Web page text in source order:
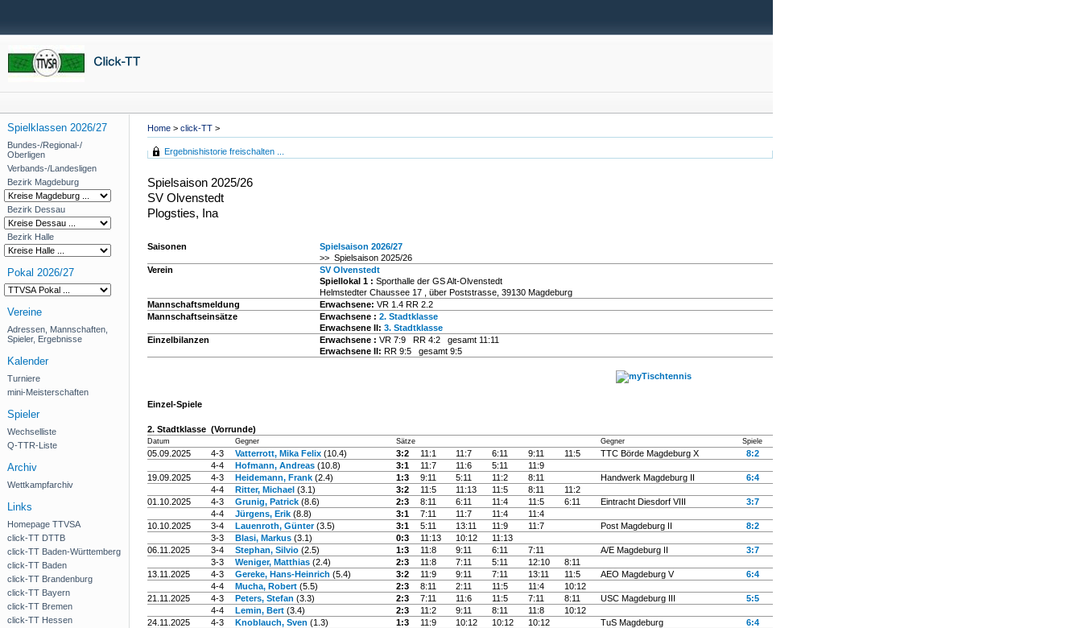
Home > click-TT >
Spielklassen 2026/27
Bundes-/Regional-/
Oberligen
Verbands-/Landesligen
Bezirk Magdeburg
Bezirk Dessau
Bezirk Halle
Pokal 2026/27
Vereine
Adressen, Mannschaften,
Spieler, Ergebnisse
Kalender
Turniere
mini-Meisterschaften
Spieler
Wechselliste
Q-TTR-Liste
Archiv
Wettkampfarchiv
Links
Homepage TTVSA
click-TT DTTB
click-TT Baden-Württemberg
click-TT Baden
click-TT Brandenburg
click-TT Bayern
click-TT Bremen
click-TT Hessen
Ergebnishistorie freischalten ...
Spielsaison 2025/26
SV Olvenstedt
Plogsties, Ina
Saisonen
Spielsaison 2026/27
>> Spielsaison 2025/26
Verein
SV Olvenstedt
Spiellokal 1 : Sporthalle der GS Alt-Olvenstedt
Helmstedter Chaussee 17 , über Poststrasse, 39130 Magdeburg
Mannschaftsmeldung
Erwachsene: VR 1.4 RR 2.2
Mannschaftseinsätze
Erwachsene : 2. Stadtklasse
Erwachsene II: 3. Stadtklasse
Einzelbilanzen
Erwachsene : VR 7:9 RR 4:2 gesamt 11:11
Erwachsene II: RR 9:5 gesamt 9:5
Einzel-Spiele
2. Stadtklasse (Vorrunde)
Datum Gegner Sätze Gegner Spiele
05.09.2025 4-3 Vatterrott, Mika Felix (10.4) 3:2 11:1 11:7 6:11 9:11 11:5 TTC Börde Magdeburg X
8:2
4-4
Hofmann, Andreas (10.8) 3:1 11:7 11:6 5:11
11:9
19.09.2025
4-3 Heidemann, Frank (2.4) 1:3 9:11 5:11 11:2 8:11 Handwerk Magdeburg II
6:4
4-4
Ritter, Michael (3.1) 3:2 11:5 11:13 11:5 8:11
11:2
01.10.2025
4-3 Grunig, Patrick (8.6) 2:3 8:11 6:11 11:4 11:5 6:11 Eintracht Diesdorf VIII
3:7
4-4
Jürgens, Erik (8.8) 3:1 7:11 11:7 11:4
11:4
10.10.2025
3-4 Lauenroth, Günter(3.5) 3:1 5:11 13:11 11:9 11:7 Post Magdeburg II
8:2
3-3
Blasi, Markus (3.1) 0:3 11:13 10:12
11:13
06.11.2025
3-4 Stephan, Silvio (2.5) 1:3 11:8 9:11 6:11 7:11 A/E Magdeburg II
3:7
3-3
Weniger, Matthias (2.4) 2:3 11:8 7:11 5:11 12:10
8:11
13.11.2025
4-3 Gereke, Hans-Heinrich (5.4) 3:2 11:9 9:11 7:11 13:11 11:5 AEO Magdeburg V
6:4
4-4
Mucha, Robert (5.5) 2:3 8:11 2:11 11:5 11:4
10:12
21.11.2025
4-3 Peters, Stefan (3.3) 2:3 7:11 11:6 11:5 7:11 8:11 USC Magdeburg III
5:5
4-4
Lemin, Bert (3.4) 2:3 11:2 9:11 8:11 11:8
10:12
24.11.2025
4-3 Knoblauch, Sven (1.3) 1:3 11:9 10:12 10:12 10:12 TuS Magdeburg
6:4